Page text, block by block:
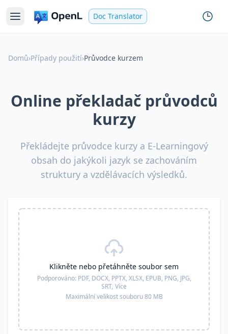
Doc Translator
Domů›Případy použití›Průvodce kurzem
Online překladač průvodců
kurzy
Překládejte průvodce kurzy a E-Learningový
obsah do jakýkoli jazyk se zachováním
struktury a vzdělávacích výsledků.
Klikněte nebo přetáhněte soubor sem
Podporováno: PDF, DOCX, PPTX, XLSX, EPUB, PNG, JPG,
SRT, Více
Maximální velikost souboru 80 MB